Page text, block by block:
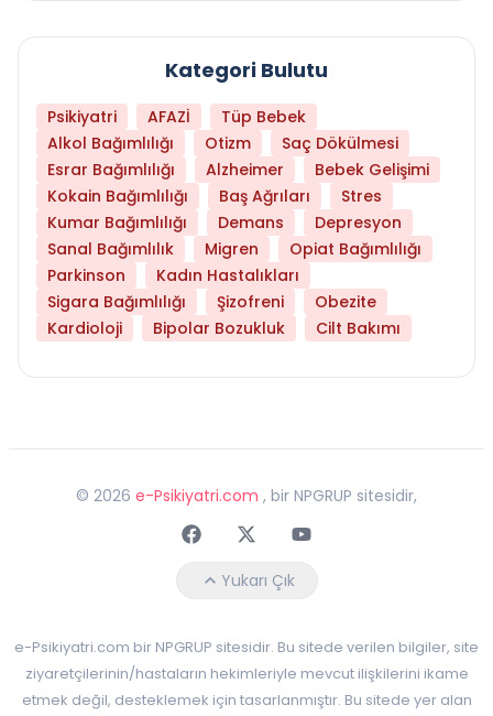
Kategori Bulutu
Psikiyatri AFAZİ
Tüp Bebek
Alkol Bağımlılığı
Otizm
Saç Dökülmesi
Esrar Bağımlılığı
Alzheimer
Bebek Gelişimi
Kokain Bağımlılığı
Baş Ağrıları
Stres
Kumar Bağımlılığı
Demans
Depresyon
Sanal Bağımlılık
Migren
Opiat Bağımlılığı
Parkinson
Kadın Hastalıkları
Sigara Bağımlılığı
Şizofreni
Obezite
Kardioloji
Bipolar Bozukluk Cilt Bakımı
© 2026 e-Psikiyatri.com , bir NPGRUP sitesidir,
FaceebokTwitterYoutube
Yukarı Çık
e-Psikiyatri.com bir NPGRUP sitesidir. Bu sitede verilen bilgiler, site
ziyaretçilerinin/hastaların hekimleriyle mevcut ilişkilerini ikame
etmek değil, desteklemek için tasarlanmıştır. Bu sitede yer alan